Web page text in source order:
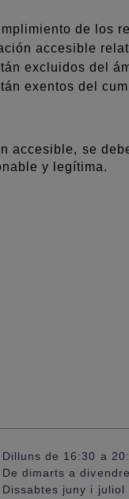
de los
accesible
excluidos del
exentos del
accesible, se
y legítima.
Dilluns de 16:30 a
De dimarts a
Dissabtes juny i juliol